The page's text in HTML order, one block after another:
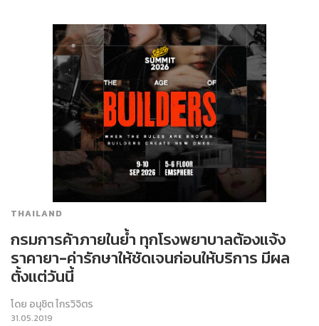
THAILAND
กรมการค้าภายในย้ำ ทุกโรงพยาบาลต้องแจ้ง
ราคายา-ค่ารักษาให้ชัดเจนก่อนให้บริการ มีผล
ตั้งแต่วันนี้
โดย อนุชิต ไกรวิจิตร
31.05.2019